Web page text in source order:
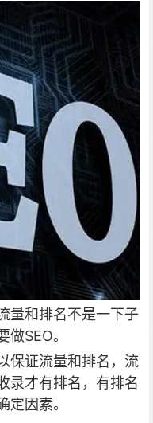
量和排名不是一下子
SEO。
保证流量和排名，流
录才有排名，有排名
因素。